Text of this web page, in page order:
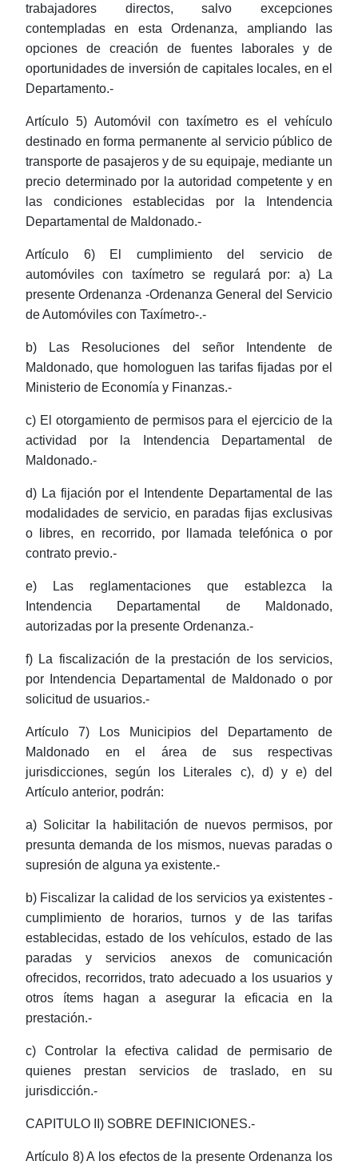
trabajadores directos, salvo excepciones
contempladas en esta Ordenanza, ampliando las
opciones de creación de fuentes laborales y de
oportunidades de inversión de capitales locales, en el
Departamento.-
Artículo 5) Automóvil con taxímetro es el vehículo
destinado en forma permanente al servicio público de
transporte de pasajeros y de su equipaje, mediante un
precio determinado por la autoridad competente y en
las condiciones establecidas por la Intendencia
Departamental de Maldonado.-
Artículo 6) El cumplimiento del servicio de
automóviles con taxímetro se regulará por: a) La
presente Ordenanza -Ordenanza General del Servicio
de Automóviles con Taxímetro-.-
b) Las Resoluciones del señor Intendente de
Maldonado, que homologuen las tarifas fijadas por el
Ministerio de Economía y Finanzas.-
c) El otorgamiento de permisos para el ejercicio de la
actividad por la Intendencia Departamental de
Maldonado.-
d) La fijación por el Intendente Departamental de las
modalidades de servicio, en paradas fijas exclusivas
o libres, en recorrido, por llamada telefónica o por
contrato previo.-
e) Las reglamentaciones que establezca la
Intendencia Departamental de Maldonado,
autorizadas por la presente Ordenanza.-
f) La fiscalización de la prestación de los servicios,
por Intendencia Departamental de Maldonado o por
solicitud de usuarios.-
Artículo 7) Los Municipios del Departamento de
Maldonado en el área de sus respectivas
jurisdicciones, según los Literales c), d) y e) del
Artículo anterior, podrán:
a) Solicitar la habilitación de nuevos permisos, por
presunta demanda de los mismos, nuevas paradas o
supresión de alguna ya existente.-
b) Fiscalizar la calidad de los servicios ya existentes -
cumplimiento de horarios, turnos y de las tarifas
establecidas, estado de los vehículos, estado de las
paradas y servicios anexos de comunicación
ofrecidos, recorridos, trato adecuado a los usuarios y
otros ítems hagan a asegurar la eficacia en la
prestación.-
c) Controlar la efectiva calidad de permisario de
quienes prestan servicios de traslado, en su
jurisdicción.-
CAPITULO II) SOBRE DEFINICIONES.-
Artículo 8) A los efectos de la presente Ordenanza los